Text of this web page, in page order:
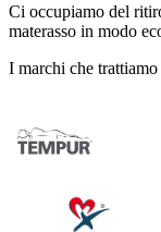
Ci occupiamo del
materasso in modo
I marchi che trattiamo